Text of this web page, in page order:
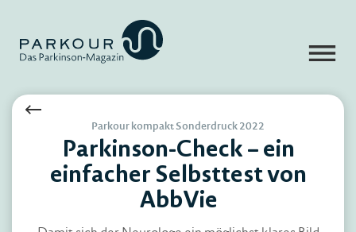
Parkour kompakt Sonderdruck 2022
Parkinson-Check – ein
einfacher Selbsttest von
AbbVie